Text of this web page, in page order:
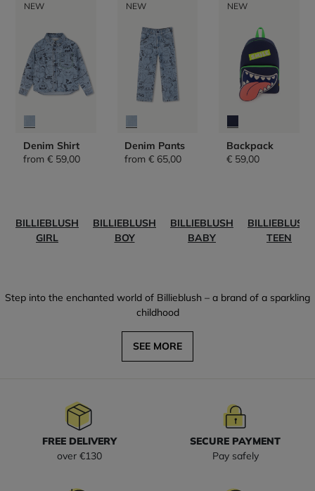
NEW
Denim Shirt
from € 59,00
NEW
Denim Pants
from€ 65,00
NEW
Backpack
€ 59,00
BILLIEBLUSH
GIRL
BILLIEBLUSH
BOY
BILLIEBLUSH
BABY
BILLIEBLUSH
TEEN
Step into the enchanted world of Billieblush – a brand of a sparkling
childhood
SEE MORE
FREE DELIVERY
over €130
SECURE PAYMENT
Pay safely